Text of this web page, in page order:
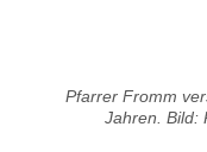
Pfarrer Fromm
Jahren. Bild: